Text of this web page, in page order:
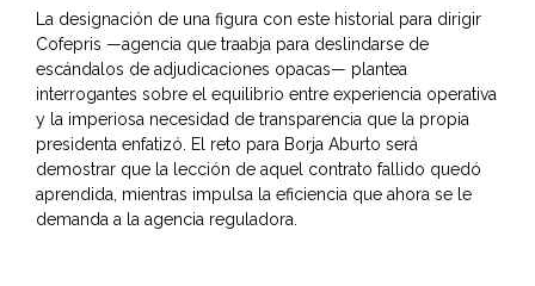
La designación de una figura con este historial para dirigir
Cofepris —agencia que traabja para deslindarse de
escándalos de adjudicaciones opacas— plantea
interrogantes sobre el equilibrio entre experiencia operativa
y la imperiosa necesidad de transparencia que la propia
presidenta enfatizó. El reto para Borja Aburto será
demostrar que la lección de aquel contrato fallido quedó
aprendida, mientras impulsa la eficiencia que ahora se le
demanda a la agencia reguladora.